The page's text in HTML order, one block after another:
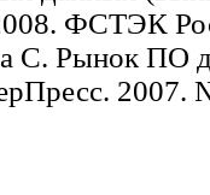
ФСТЭК
С. Рынок ПО
2007.